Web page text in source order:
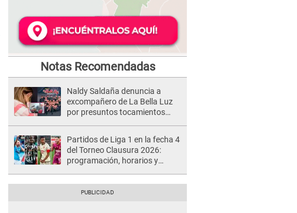
Notas Recomendadas
Naldy Saldaña denuncia a
excompañero de La Bella Luz
por presuntos tocamientos
Partidos de Liga 1 en la fecha 4
del Torneo Clausura 2026:
programación, horarios y